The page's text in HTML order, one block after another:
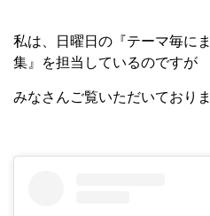
私は、日曜日の『テーマ毎に
集』を担当しているのですが
みなさんご覧いただいており